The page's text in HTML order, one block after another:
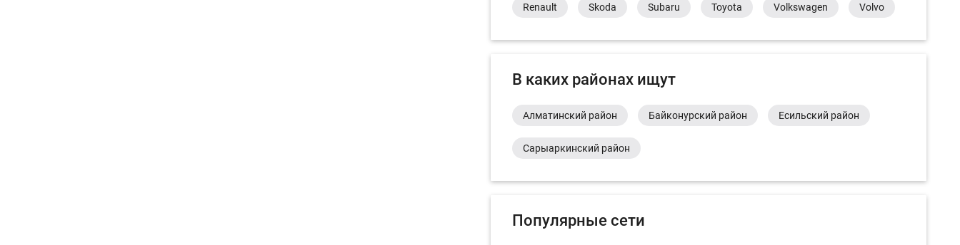
Renault Skoda Subaru Toyota Volkswagen Volvo
В каких районах ищут
Алматинский район Байконурский район Есильский район
Сарыаркинский район
Популярные сети